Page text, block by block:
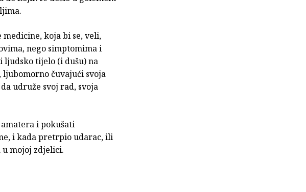
koja bi se, veli,
nego simptomima i
ljudsko tijelo (i dušu) na
ljubomorno čuvajući svoja
udruže svoj rad, svoja
i pokušati
i kada pretrpio udarac, ili
mojoj zdjelici.